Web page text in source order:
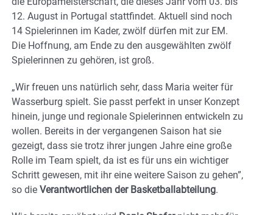
12. August in Portugal stattfindet. Aktuell sind noch
14 Spielerinnen im Kader, zwölf dürfen mit zur EM.
Die Hoffnung, am Ende zu den ausgewählten zwölf
Spielerinnen zu gehören, ist groß.
„Wir freuen uns natürlich sehr, dass Maria weiter für
Wasserburg spielt. Sie passt perfekt in unser Konzept
hinein, junge und regionale Spielerinnen entwickeln zu
wollen. Bereits in der vergangenen Saison hat sie
gezeigt, dass sie trotz ihrer jungen Jahre eine große
Rolle im Team spielt, da ist es für uns ein wichtiger
Schritt gewesen, mit ihr eine weitere Saison zu gehen”,
so die Verantwortlichen der Basketballabteilung.